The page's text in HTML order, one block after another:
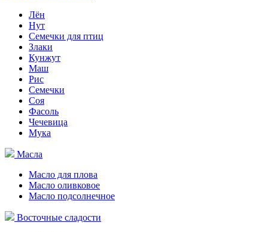
Лён
Нут
Семечки для птиц
Злаки
Кунжут
Маш
Рис
Семечки
Соя
Фасоль
Чечевица
Мука
Масла
Масло для плова
Масло оливковое
Масло подсолнечное
Восточные сладости